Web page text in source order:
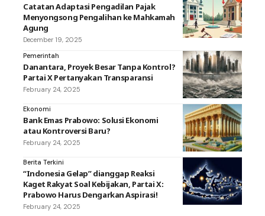
Catatan Adaptasi Pengadilan Pajak
Menyongsong Pengalihan ke Mahkamah
Agung
December 19, 2025
Pemerintah
Danantara, Proyek Besar Tanpa Kontrol?
Partai X Pertanyakan Transparansi
February 24, 2025
Ekonomi
Bank Emas Prabowo: Solusi Ekonomi
atau Kontroversi Baru?
February 24, 2025
Berita Terkini
“Indonesia Gelap” dianggap Reaksi
Kaget Rakyat Soal Kebijakan, Partai X:
Prabowo Harus Dengarkan Aspirasi!
February 24, 2025